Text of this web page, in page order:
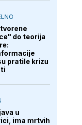
do teorija
pratile krizu
u
ima mrtvih